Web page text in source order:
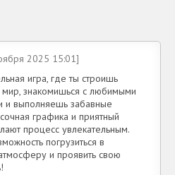
2025 15:01]
игра, где ты строишь
мир, знакомишься с любимыми
и выполняешь забавные
графика и приятный
процесс увлекательным.
погрузиться в
и проявить свою